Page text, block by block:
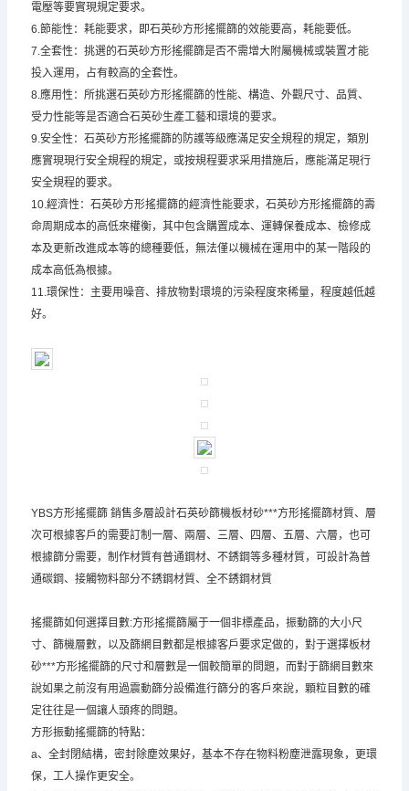
電壓等要實現規定要求。
6.節能性：耗能要求，即石英砂方形搖擺篩的效能要高，耗能要低。
7.全套性：挑選的石英砂方形搖擺篩是否不需增大附屬機械或裝置才能
投入運用，占有較高的全套性。
8.應用性：所挑選石英砂方形搖擺篩的性能、構造、外觀尺寸、品質、
受力性能等是否適合石英砂生產工藝和環境的要求。
9.安全性：石英砂方形搖擺篩的防護等級應滿足安全規程的規定，類別
應實現現行安全規程的規定，或按規程要求采用措施后，應能滿足現行
安全規程的要求。
10.經濟性：石英砂方形搖擺篩的經濟性能要求，石英砂方形搖擺篩的壽
命周期成本的高低來權衡，其中包含購置成本、運轉保養成本、檢修成
本及更新改進成本等的總種要低，無法僅以機械在運用中的某一階段的
成本高低為根據。
11.環保性：主要用噪音、排放物對環境的污染程度來稀量，程度越低越
好。
YBS方形搖擺篩 銷售多層設計石英砂篩機板材砂***方形搖擺篩材質、層
次可根據客戶的需要訂制一層、兩層、三層、四層、五層、六層，也可
根據篩分需要，制作材質有普通鋼材、不銹鋼等多種材質，可設計為普
通碳鋼、接觸物料部分不銹鋼材質、全不銹鋼材質
搖擺篩如何選擇目數:方形搖擺篩屬于一個非標產品，振動篩的大小尺
寸、篩機層數，以及篩網目數都是根據客戶要求定做的，對于選擇板材
砂***方形搖擺篩的尺寸和層數是一個較簡單的問題，而對于篩網目數來
說如果之前沒有用過震動篩分設備進行篩分的客戶來說，顆粒目數的確
定往往是一個讓人頭疼的問題。
方形振動搖擺篩的特點：
a、全封閉結構，密封除塵效果好，基本不存在物料粉塵泄露現象，更環
保，工人操作更安全。